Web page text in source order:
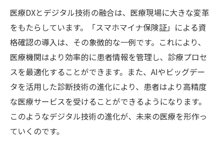
大和駅から広がる医療DXの未来展望
医療DX最新事情を支える技術革新
医療DXとデジタル技術の融合は、医療現場に大きな変革
をもたらしています。「スマホマイナ保険証」による資
格確認の導入は、その象徴的な一例です。これにより、
医療機関はより効率的に患者情報を管理し、診療プロセ
スを最適化することができます。また、AIやビッグデー
タを活用した診断技術の進化により、患者はより高精度
な医療サービスを受けることができるようになります。
このようなデジタル技術の進化が、未来の医療を形作っ
ていくのです。